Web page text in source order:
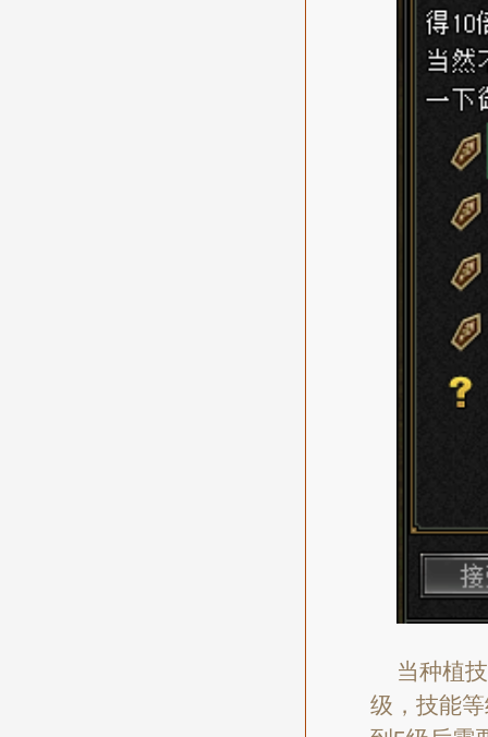
当种植
级，技能